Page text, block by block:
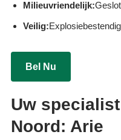
Milieuvriendelijk:
Veilig:
Bel Nu
Uw
Noord: Arie